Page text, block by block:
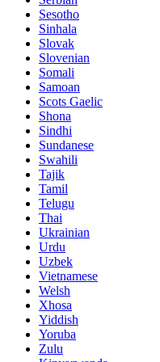
Sesotho
Sinhala
Slovak
Slovenian
Somali
Samoan
Scots Gaelic
Shona
Sindhi
Sundanese
Swahili
Tajik
Tamil
Telugu
Thai
Ukrainian
Urdu
Uzbek
Vietnamese
Welsh
Xhosa
Yiddish
Yoruba
Zulu